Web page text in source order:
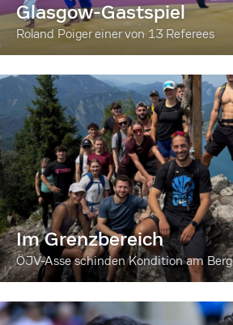
Glasgow-Gastspiel
Roland Poiger einer von 13 Referees
Im Grenzbereich
ÖJV-Asse schinden Kondition am Berg